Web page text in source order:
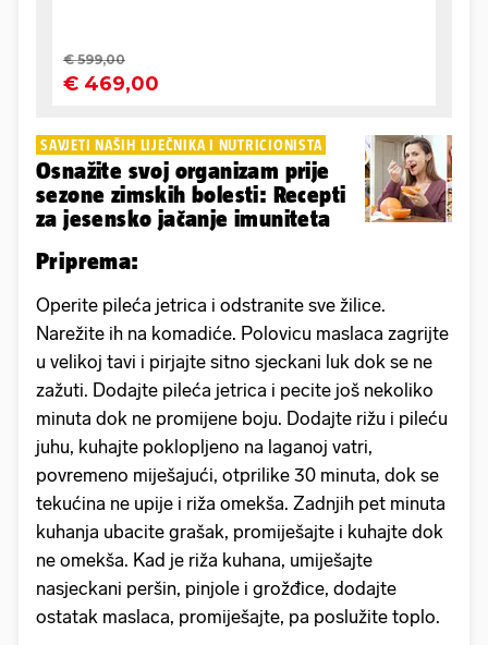
SAVJETI NAŠIH LIJEČNIKA I NUTRICIONISTA
Osnažite svoj organizam prije
sezone zimskih bolesti: Recepti
za jesensko jačanje imuniteta
Priprema:
Operite pileća jetrica i odstranite sve žilice.
Narežite ih na komadiće. Polovicu maslaca zagrijte
u velikoj tavi i pirjajte sitno sjeckani luk dok se ne
zažuti. Dodajte pileća jetrica i pecite još nekoliko
minuta dok ne promijene boju. Dodajte rižu i pileću
juhu, kuhajte poklopljeno na laganoj vatri,
povremeno miješajući, otprilike 30 minuta, dok se
tekućina ne upije i riža omekša. Zadnjih pet minuta
kuhanja ubacite grašak, promiješajte i kuhajte dok
ne omekša. Kad je riža kuhana, umiješajte
nasjeckani peršin, pinjole i grožđice, dodajte
ostatak maslaca, promiješajte, pa poslužite toplo.